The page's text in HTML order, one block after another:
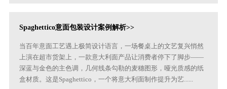
Spaghettico意面包装设计案例解析>>
当百年意面工艺遇上极简设计语言，一场餐桌上的文艺复兴悄然
上演在超市货架上，一款意大利面产品让消费者停下了脚步——
深蓝与金色的主色调，几何线条勾勒的麦穗图形，哑光质感的纸
盒材质。这是Spaghettico，一个将意大利面制作提升为艺......